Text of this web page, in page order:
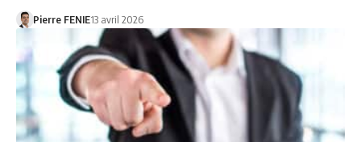
Pierre FENIE13 avril 2026